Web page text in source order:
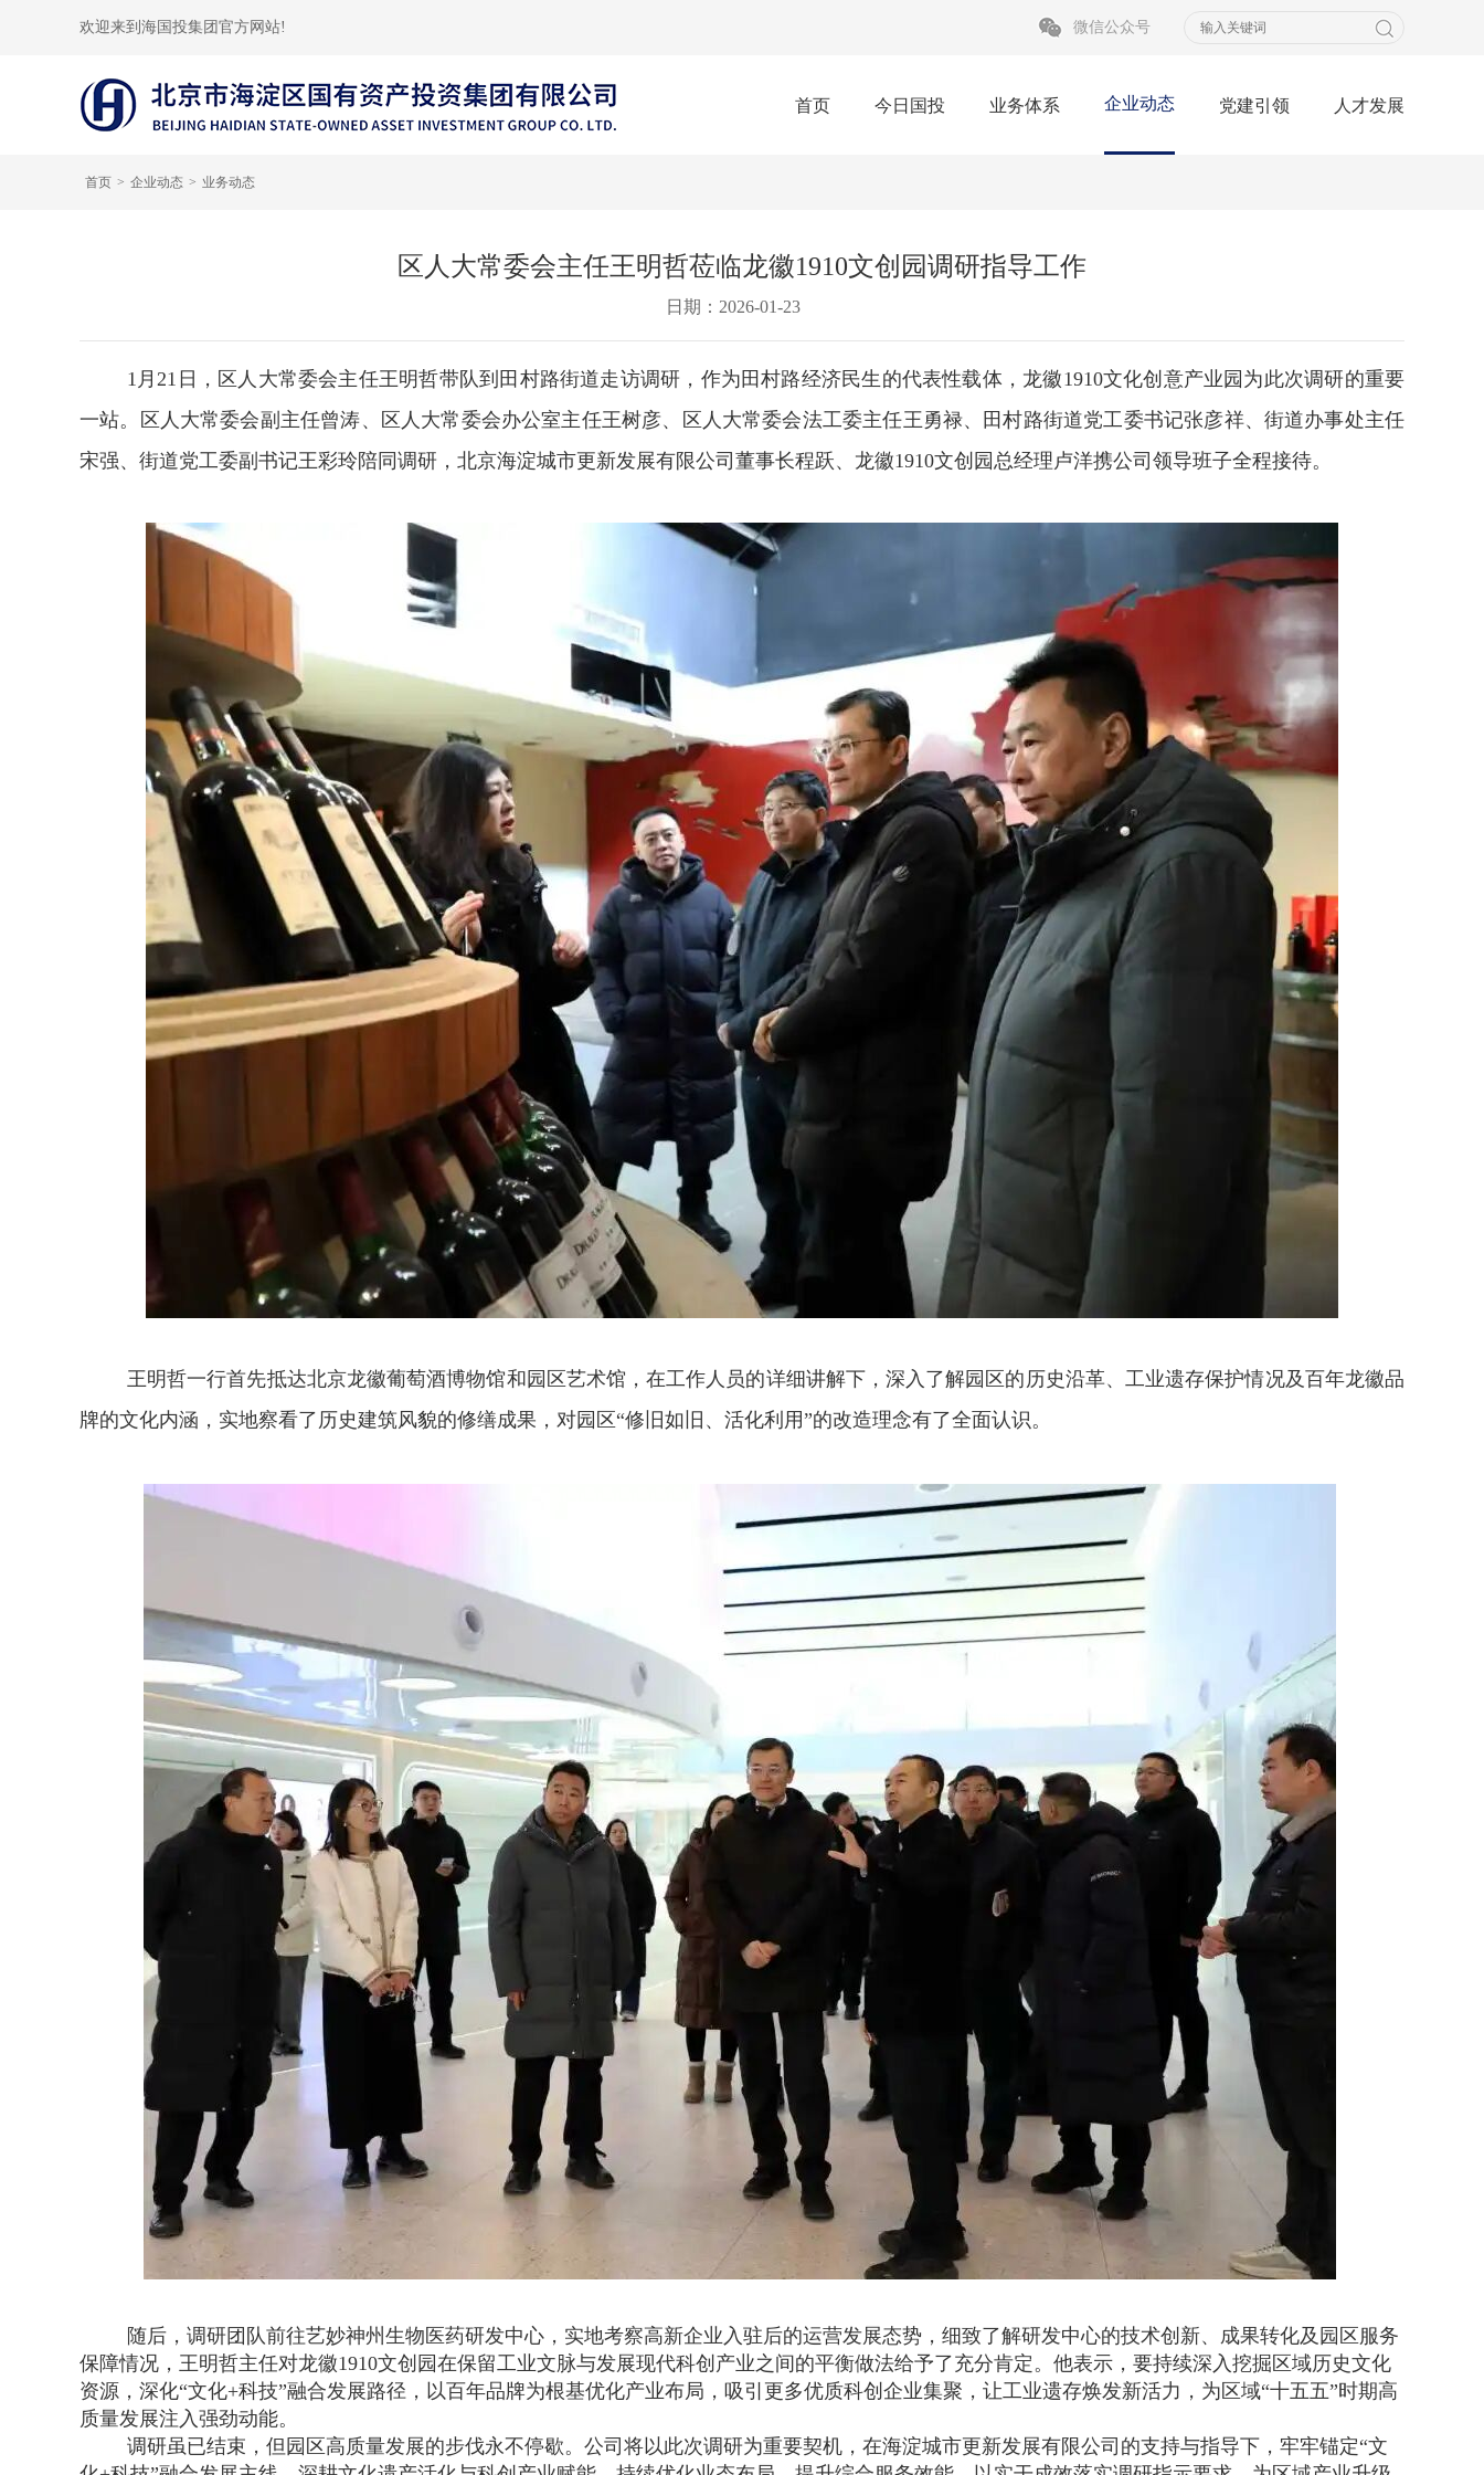
欢迎来到海国投集团官方网站! 微信公众号
首页 今日国投 业务体系 企业动态 党建引领 人才发展
首页 企业动态 业务动态
区人大常委会主任王明哲莅临龙徽1910文创园调研指导工作
日期：2026-01-23
1月21日，区人大常委会主任王明哲带队到田村路街道走访调研，作为田村路经济民生的代表性载体，龙徽1910文化创意产业园为此次调研的重要
一站。区人大常委会副主任曾涛、区人大常委会办公室主任王树彦、区人大常委会法工委主任王勇禄、田村路街道党工委书记张彦祥、街道办事处主任
宋强、街道党工委副书记王彩玲陪同调研，北京海淀城市更新发展有限公司董事长程跃、龙徽1910文创园总经理卢洋携公司领导班子全程接待。
王明哲一行首先抵达北京龙徽葡萄酒博物馆和园区艺术馆，在工作人员的详细讲解下，深入了解园区的历史沿革、工业遗存保护情况及百年龙徽品
牌的文化内涵，实地察看了历史建筑风貌的修缮成果，对园区 “修旧如旧、活化利用”的改造理念有了全面认识。
随后，调研团队前往艺妙神州生物医药研发中心，实地考察高新企业入驻后的运营发展态势，细致了解研发中心的技术创新、成果转化及园区服务
保障情况，王明哲主任对龙徽1910文创园在保留工业文脉与发展现代科创产业之间的平衡做法给予了充分肯定。他表示，要持续深入挖掘区域历史文化
资源，深化“文化+科技”融合发展路径，以百年品牌为根基优化产业布局，吸引更多优质科创企业集聚，让工业遗存焕发新活力，为区域“十五五”时期高
质量发展注入强劲动能。
调研虽已结束，但园区高质量发展的步伐永不停歇。公司将以此次调研为重要契机，在海淀城市更新发展有限公司的支持与指导下，牢牢锚定“文